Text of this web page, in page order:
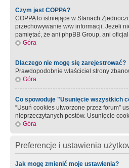
Czym jest COPPA?
COPPAto istniejące w Stanach
przechowywanie w/w informacji. Jeżeli
pamiętać, że ani phpBB Group, ani
Góra
Dlaczego nie mogę się zarejestrować?
Prawdopodobnie właściciel strony
Góra
Co spowoduje "Usunięcie wszystkich
“Usuń cookies utworzone przez forum”
nieprzeczytanych postów. Usunięcie
Góra
Preferencje i ustawienia
Jak mogę zmienić moje ustawienia?